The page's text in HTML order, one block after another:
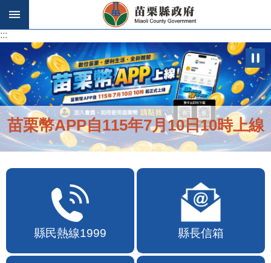
跳到主要內容區塊
:::
苗栗幣APP自115年7月10日10時上線
縣民熱線1999 縣長信箱